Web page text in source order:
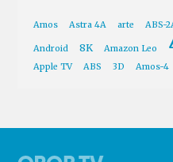
Amos Astra 4A arte ABS-
Android 8K Amazon Leo
Apple TV
ABS 3D Amos-4